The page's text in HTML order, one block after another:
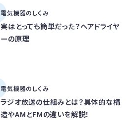
電気機器のしくみ
実はとっても簡単だった？ヘアドライヤ
ーの原理
電気機器のしくみ
ラジオ放送の仕組みとは？具体的な構
造やAMとFMの違いを解説！